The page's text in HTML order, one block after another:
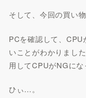
そして、今回の買い
PCを確認して、
いことがわかりまし
用してCPUがNGにな
ひぃ…。